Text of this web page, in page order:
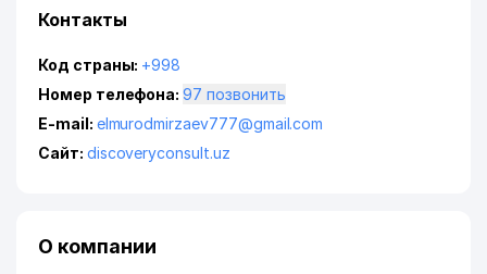
Контакты
Код страны: +998
Номер телефона:
97 позвонить
E-mail: elmurodmirzaev777@gmail.com
Сайт: discoveryconsult.uz
О компании